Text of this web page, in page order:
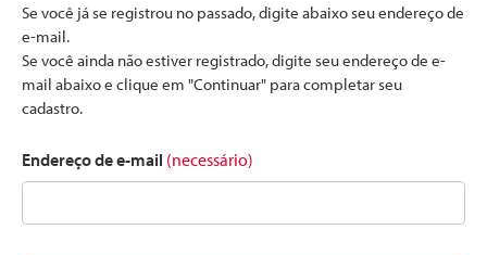
Se você já se registrou no passado, digite abaixo seu endereço de
e-mail.
Se você ainda não estiver registrado, digite seu endereço de e-
mail abaixo e clique em "Continuar" para completar seu
cadastro.
Endereço de e-mail (necessário)